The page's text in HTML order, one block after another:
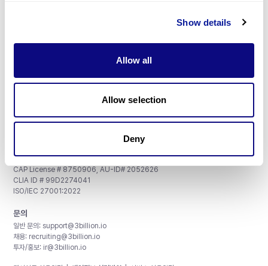
Show details
Allow all
Allow selection
Deny
구독하기
서울특별시 강남구 테헤란로 415, 8층
사업자등록번호: 290-81-00524
인증 및 정보 보안
CAP License # 8750906, AU-ID# 2052626
CLIA ID # 99D2274041
ISO/IEC 27001:2022
문의
일반 문의: support@3billion.io
채용: recruiting@3billion.io
투자/홍보: ir@3billion.io